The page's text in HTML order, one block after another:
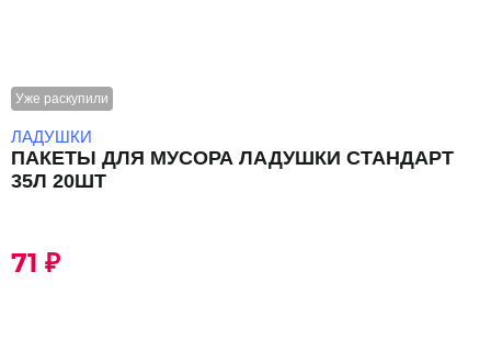
Уже раскупили
ЛАДУШКИ
ПАКЕТЫ ДЛЯ МУСОРА ЛАДУШКИ СТАНДАРТ
35Л 20ШТ
71 ₽